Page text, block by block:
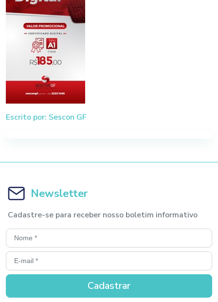
Escrito por: Sescon GF
Newsletter
Cadastre-se para receber nosso boletim informativo